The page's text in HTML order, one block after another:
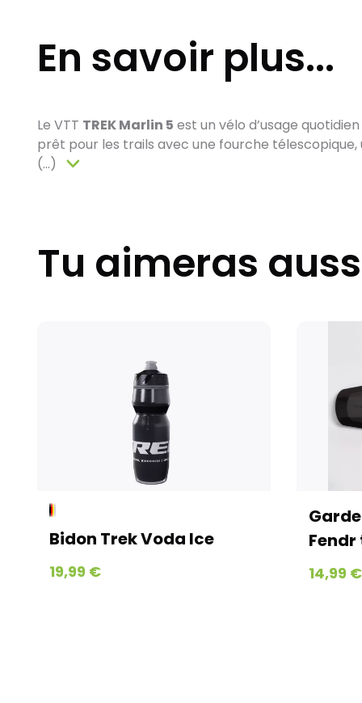
En savoir plus...
Le VTT TREK Marlin 5 est un vélo d’usage
prêt pour les trails avec une fourche télescopique,
(...)
Tu aimeras
Bidon Trek Voda Ice
19,99 € 14,99 €